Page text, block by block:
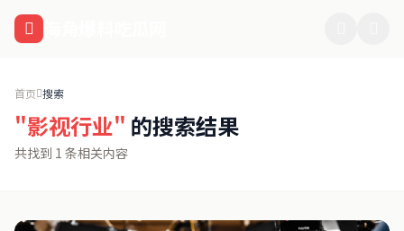
跳过导航
首页 搜索
"影视行业" 的搜索结果
共找到 1 条相关内容